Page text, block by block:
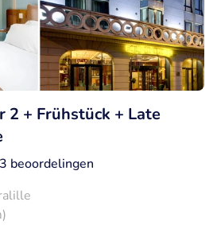
2 + Frühstück + Late
beoordelingen